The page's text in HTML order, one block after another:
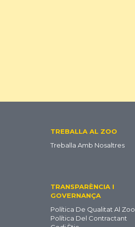
Footer
CA
TREBALLA AL ZOO
Treballa Amb Nosaltres
TRANSPARÈNCIA I
GOVERNANÇA
Política De Qualitat Al Zoo
Política Del Contractant